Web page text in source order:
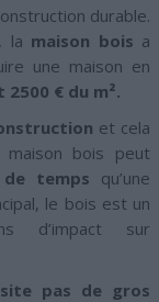
durable.
la maison bois a
une maison en
2500 € du m².
et cela
bois peut
temps qu’une
le bois est un
d’impact sur
pas de gros